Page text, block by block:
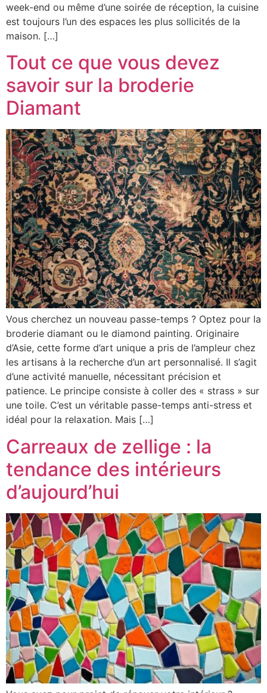
week-end ou même d’une soirée de réception, la cuisine
est toujours l’un des espaces les plus sollicités de la
maison. […]
Tout ce que vous devez
savoir sur la broderie
Diamant
Vous cherchez un nouveau passe-temps ? Optez pour la
broderie diamant ou le diamond painting. Originaire
d’Asie, cette forme d’art unique a pris de l’ampleur chez
les artisans à la recherche d’un art personnalisé. Il s’agit
d’une activité manuelle, nécessitant précision et
patience. Le principe consiste à coller des « strass » sur
une toile. C’est un véritable passe-temps anti-stress et
idéal pour la relaxation. Mais […]
Carreaux de zellige : la
tendance des intérieurs
d’aujourd’hui